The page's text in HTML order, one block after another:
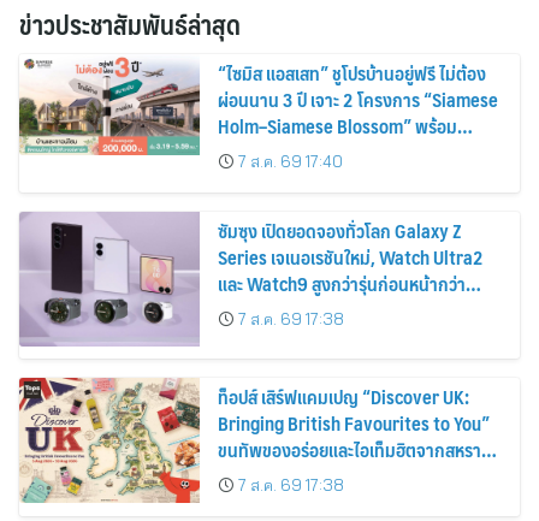
ข่าวประชาสัมพันธ์ล่าสุด
“ไซมิส แอสเสท” ชูโปรบ้านอยู่ฟรี ไม่ต้อง
ผ่อนนาน 3 ปี เจาะ 2 โครงการ “Siamese
Holm–Siamese Blossom” พร้อม
ส่วนลดและสิทธิพิเศษถึง 31 สิงหาคม
2569
7 ส.ค. 69 17:40
ซัมซุง เปิดยอดจองทั่วโลก Galaxy Z
Series เจเนอเรชันใหม่, Watch Ultra2
และ Watch9 สูงกว่ารุ่นก่อนหน้ากว่า
30%7 ส.ค. 69 17:38
ท็อปส์ เสิร์ฟแคมเปญ “Discover UK:
Bringing British Favourites to You”
ขนทัพของอร่อยและไอเท็มฮิตจากสหราช
อาณาจักร ส่งตรงถึงมือตั้งแต่วันนี้ – 18
สิงหาคมนี้
7 ส.ค. 69 17:38